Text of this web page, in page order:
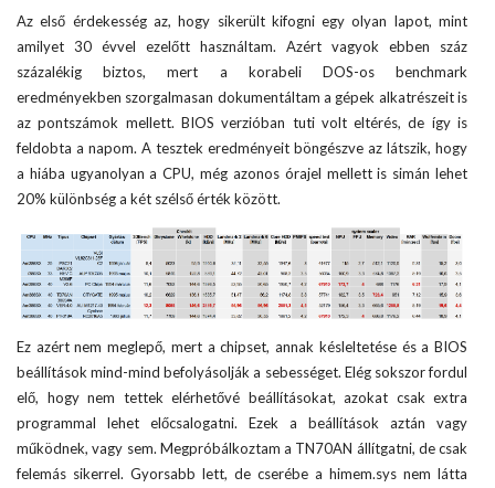
Az első érdekesség az, hogy sikerült kifogni egy olyan lapot, mint
amilyet 30 évvel ezelőtt használtam. Azért vagyok ebben száz
százalékig biztos, mert a korabeli DOS-os benchmark
eredményekben szorgalmasan dokumentáltam a gépek alkatrészeit is
az pontszámok mellett. BIOS verzióban tuti volt eltérés, de így is
feldobta a napom. A tesztek eredményeit böngészve az látszik, hogy
a hiába ugyanolyan a CPU, még azonos órajel mellett is simán lehet
20% különbség a két szélső érték között.
Ez azért nem meglepő, mert a chipset, annak késleltetése és a BIOS
beállítások mind-mind befolyásolják a sebességet. Elég sokszor fordul
elő, hogy nem tettek elérhetővé beállításokat, azokat csak extra
programmal lehet előcsalogatni. Ezek a beállítások aztán vagy
működnek, vagy sem. Megpróbálkoztam a TN70AN állítgatni, de csak
felemás sikerrel. Gyorsabb lett, de cserébe a himem.sys nem látta